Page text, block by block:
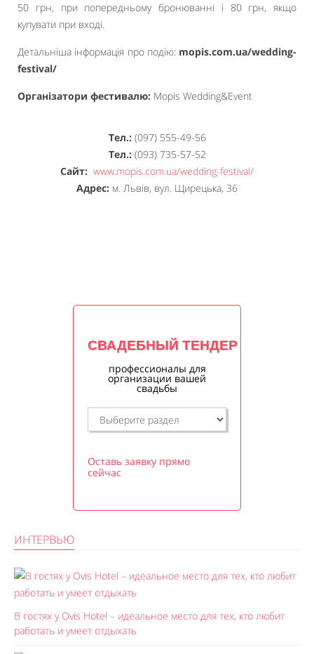
50 грн, при попередньому бронюванні і 80 грн, якщо
купувати при вході.
Детальніша інформація про подію: mopis.com.ua/wedding-
festival/
Організатори фестивалю: Mopis Wedding&Event
Тел.:(097) 555-49-56
Тел.:(093) 735-57-52
Сайт: www.mopis.com.ua/wedding-festival/
Адрес: м. Львів, вул. Щирецька, 36
СВАДЕБНЫЙ ТЕНДЕР
профессионалы для
организации вашей
свадьбы
Оставь заявку прямо
сейчас
ИНТЕРВЬЮ
В гостях у Ovis Hotel – идеальное место для тех, кто любит
работать и умеет отдыхать